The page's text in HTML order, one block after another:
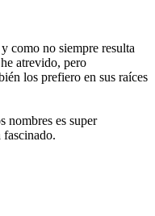
como no siempre resulta
atrevido, pero
los prefiero en sus raíces
nombres es super
fascinado.